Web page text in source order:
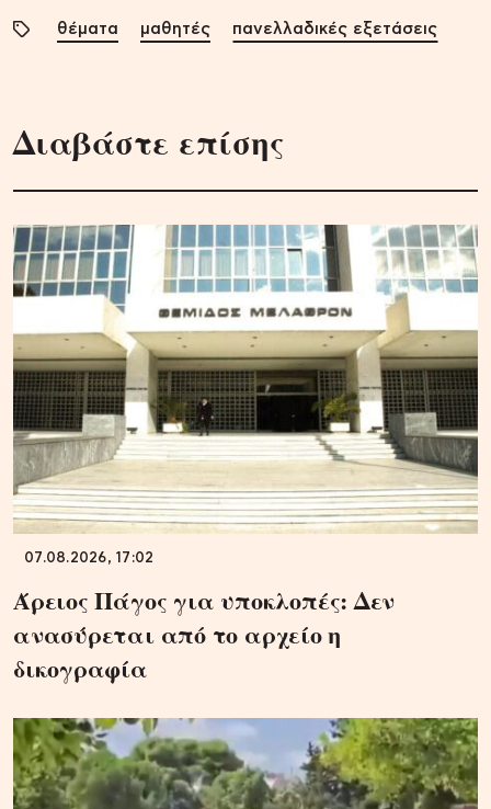
θέματα μαθητές πανελλαδικές εξετάσεις
Διαβάστε επίσης
07.08.2026, 17:02
Άρειος Πάγος για υποκλοπές: Δεν
ανασύρεται από το αρχείο η
δικογραφία